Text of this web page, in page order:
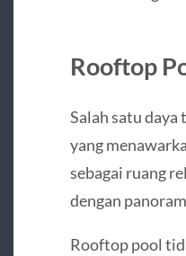
Rooftop
Salah satu
yang
sebagai ruang
dengan
Rooftop pool